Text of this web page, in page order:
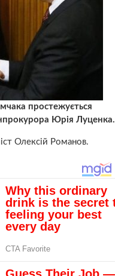
простежується
Юрія Луценка.
Олексій Романов.